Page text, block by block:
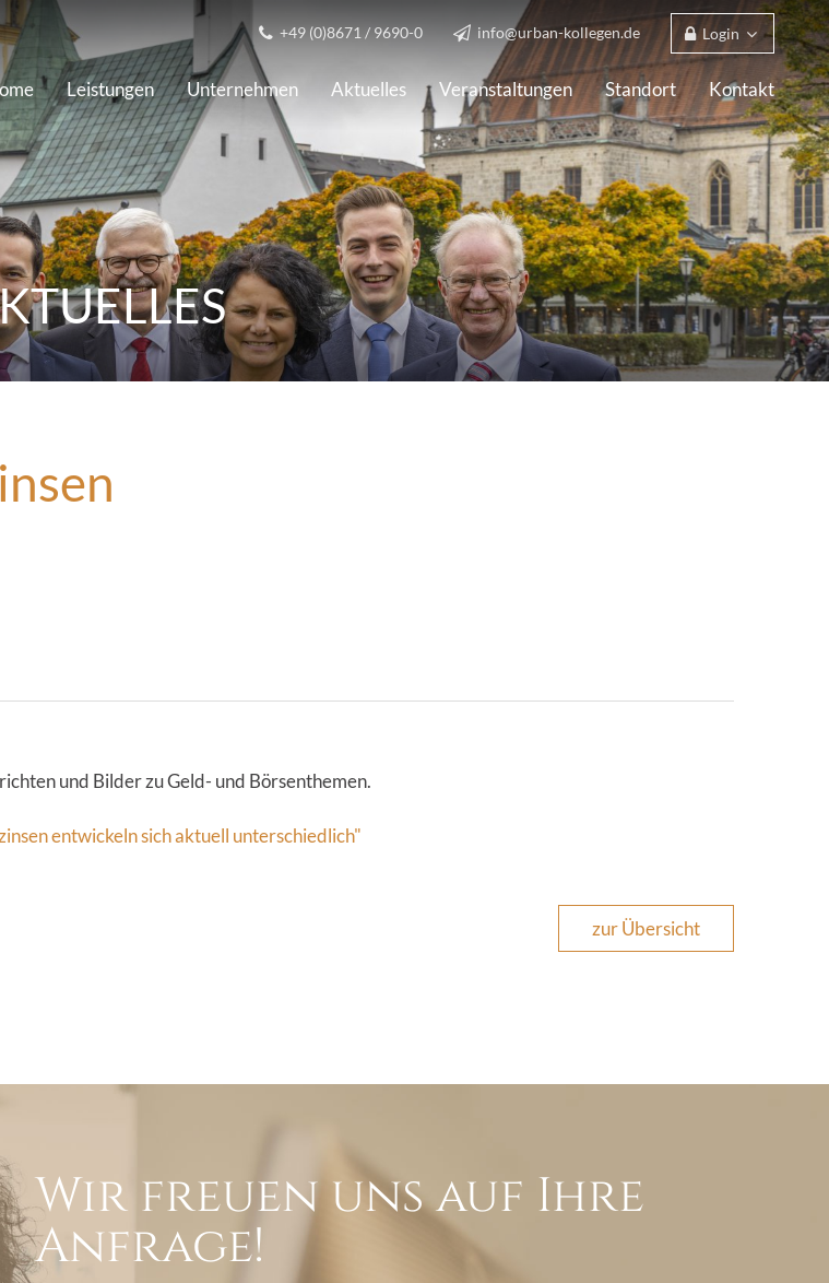
+49 (0)8671 / 9690-0 info@urban-kollegen.de Login
Leistungen Unternehmen Aktuelles Veranstaltungen Standort Kontakt
und Bilder zu Geld- und Börsenthemen.
entwickeln sich aktuell unterschiedlich"
zur Übersicht
Wir freuen uns auf Ihre
Anfrage!